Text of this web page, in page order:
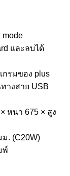
และลบได้
กรมของ plus
างสาย USB
หนา 675 × สูง
. (C20W)
พ์